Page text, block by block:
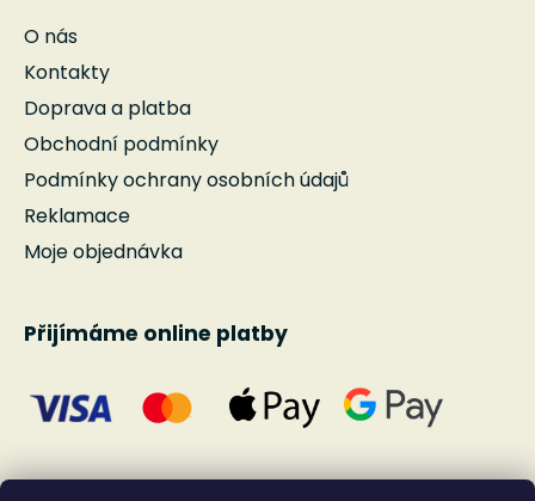
O nás
Kontakty
Doprava a platba
Obchodní podmínky
Podmínky ochrany osobních údajů
Reklamace
Moje objednávka
Přijímáme online platby